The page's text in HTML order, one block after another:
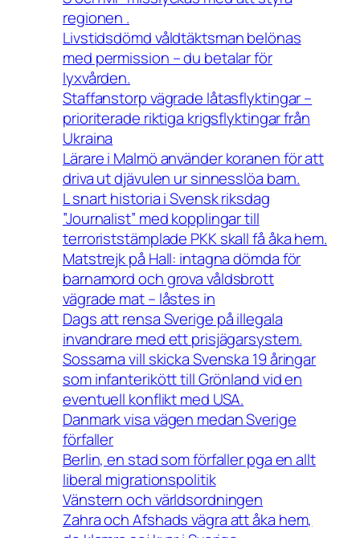
regionen .
Livstidsdömd våldtäktsman belönas
med permission – du betalar för
lyxvården.
Staffanstorp vägrade låtasflyktingar –
prioriterade riktiga krigsflyktingar från
Ukraina
Lärare i Malmö använder koranen för att
driva ut djävulen ur sinnesslöa barn.
L snart historia i Svensk riksdag
”Journalist” med kopplingar till
terroriststämplade PKK skall få åka hem.
Matstrejk på Hall: intagna dömda för
barnamord och grova våldsbrott
vägrade mat – låstes in
Dags att rensa Sverige på illegala
invandrare med ett prisjägarsystem.
Sossarna vill skicka Svenska 19 åringar
som infanterikött till Grönland vid en
eventuell konflikt med USA.
Danmark visa vägen medan Sverige
förfaller
Berlin, en stad som förfaller pga en allt
liberal migrationspolitik
Vänstern och världsordningen
Zahra och Afshads vägra att åka hem,